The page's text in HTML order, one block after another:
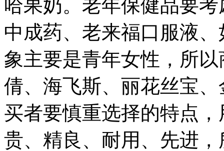
哈果奶。老年保健品要
中成药、老来福口服液
象主要是青年女性，所
倩、海飞斯、丽花丝宝
买者要慎重选择的特点
贵、精良、耐用、先进